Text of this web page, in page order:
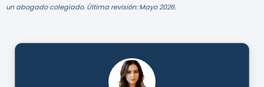
un abogado colegiado. Última revisión: Mayo 2026.